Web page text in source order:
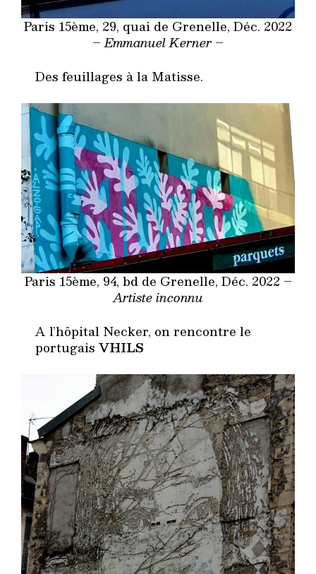
Paris 15ème, 29, quai de Grenelle, Déc. 2022
–Emmanuel Kerner –
Des feuillages à la Matisse.
Paris 15ème, 94, bd de Grenelle, Déc. 2022 –
Artiste inconnu
A l’hôpital Necker, on rencontre le
portugais VHILS